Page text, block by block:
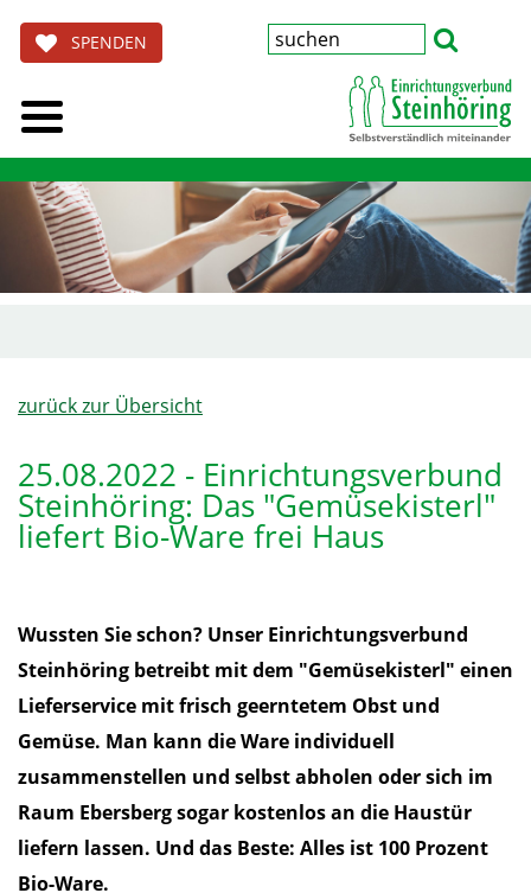
SPENDEN
zurück zur Übersicht
25.08.2022 - Einrichtungsverbund
Steinhöring: Das "Gemüsekisterl"
liefert Bio-Ware frei Haus
Wussten Sie schon? Unser Einrichtungsverbund
Steinhöring betreibt mit dem "Gemüsekisterl" einen
Lieferservice mit frisch geerntetem Obst und
Gemüse. Man kann die Ware individuell
zusammenstellen und selbst abholen oder sich im
Raum Ebersberg sogar kostenlos an die Haustür
liefern lassen. Und das Beste: Alles ist 100 Prozent
Bio-Ware.